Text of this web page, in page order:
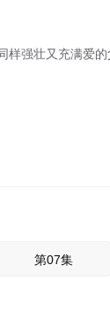
强壮又充满爱
第07集